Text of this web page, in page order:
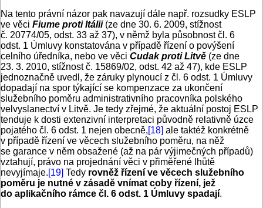
Na tento právní názor pak navazují dále např. rozsudky ESLP
ve věci Fiume proti Itálii(ze dne 30. 6. 2009, stížnost
č. 20774/05, odst. 33 až 37), v němž byla působnost čl. 6
odst. 1 Úmluvy konstatována v případě řízení o povýšení
celního úředníka, nebo ve věci Cudak proti Litvě (ze dne
23. 3. 2010, stížnost č. 15869/02, odst. 42 až 47), kde ESLP
jednoznačně uvedl, že záruky plynoucí z čl. 6 odst. 1 Úmluvy
dopadají na spor týkající se kompenzace za ukončení
služebního poměru administrativního pracovníka polského
velvyslanectví v Litvě. Je tedy zřejmé, že aktuální postoj ESLP
tenduje k dosti extenzivní interpretaci původně relativně úzce
pojatého čl. 6 odst. 1 nejen obecně,[18] ale taktéž konkrétně
v případě řízení ve věcech služebního poměru, na něž
se garance v něm obsažené (až na pár výjimečných případů)
vztahují, právo na projednání věci v přiměřené lhůtě
nevyjímaje.[19] Tedy rovněž řízení ve věcech služebního
poměru je nutné v zásadě vnímat coby řízení, jež
do aplikačního rámce čl. 6 odst. 1 Úmluvy spadají.